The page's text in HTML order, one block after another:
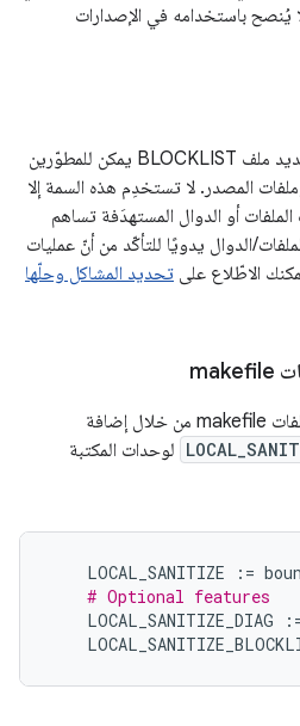
لا يُنصح باستخدامه في الإصدارات
تحديد ملف BLOCKLIST يمكن للمطوّرين
المصدر. لا تستخدِم هذه السمة إلا
الملفات أو الدوال المستهدَفة تساهم
الدوال يدويًا للتأكّد من أنّ عمليات
الاطّلاع على تحديد المشاكل وحلّها
لوحدات المكتبة
LOCAL_SANITIZE :=
# Optional features
LOCAL_SANITIZE_DIAG